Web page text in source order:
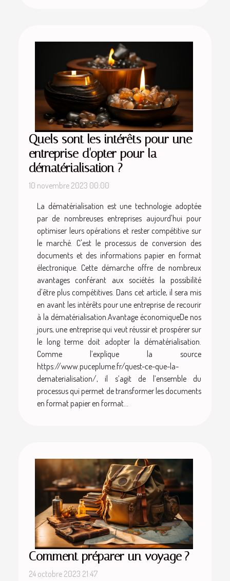
Quels sont les intérêts pour une
entreprise d'opter pour la
dématérialisation ?
10 novembre 2023 00:00
La dématérialisation est une technologie adoptée
par de nombreuses entreprises aujourd'hui pour
optimiser leurs opérations et rester compétitive sur
le marché. C'est le processus de conversion des
documents et des informations papier en format
électronique. Cette démarche offre de nombreux
avantages conférant aux sociétés la possibilité
d'être plus compétitives. Dans cet article, il sera mis
en avant les intérêts pour une entreprise de recourir
à la dématérialisation.Avantage économiqueDe nos
jours, une entreprise qui veut réussir et prospérer sur
le long terme doit adopter la dématérialisation.
Comme l’explique la source
https://www.puceplume.fr/quest-ce-que-la-
dematerialisation/, il s’agit de l’ensemble du
processus qui permet de transformer les documents
en format papier en format...
Comment préparer un voyage ?
24 octobre 2023 21:47